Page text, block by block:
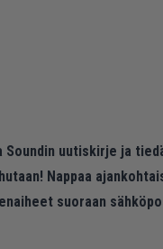
Soundin uutiskirje ja
Nappaa
suoraan